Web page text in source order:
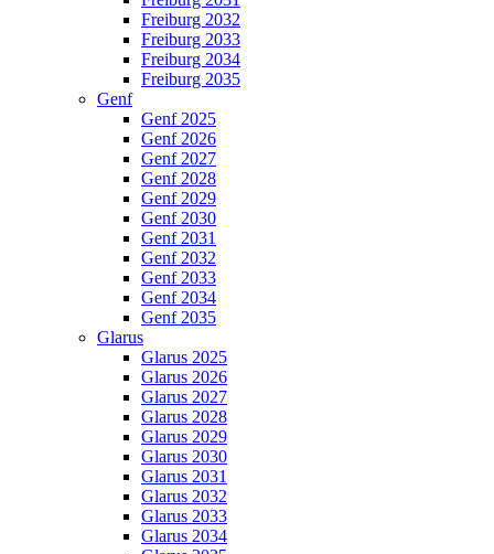
Freiburg 2032
Freiburg 2033
Freiburg 2034
Freiburg 2035
Genf
Genf 2025
Genf 2026
Genf 2027
Genf 2028
Genf 2029
Genf 2030
Genf 2031
Genf 2032
Genf 2033
Genf 2034
Genf 2035
Glarus
Glarus 2025
Glarus 2026
Glarus 2027
Glarus 2028
Glarus 2029
Glarus 2030
Glarus 2031
Glarus 2032
Glarus 2033
Glarus 2034